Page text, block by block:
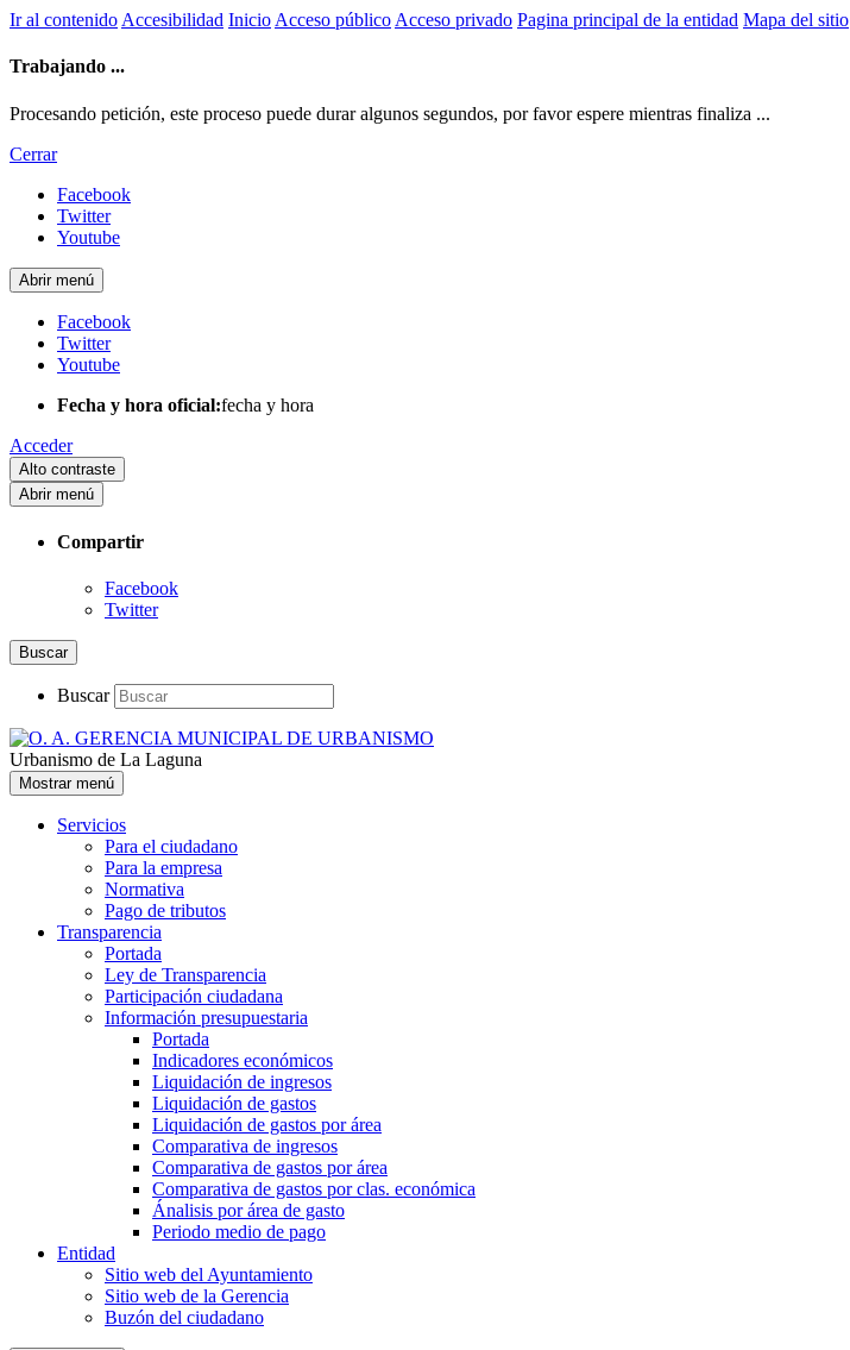
Ir al contenido Accesibilidad Inicio Acceso público Acceso privado Pagina principal de la entidad Mapa del sitio
Trabajando ...
Procesando petición, este proceso puede durar algunos segundos, por favor espere mientras finaliza ...
Cerrar
Facebook
Twitter
Youtube
Abrir menú
Facebook
Twitter
Youtube
Fecha y hora oficial:fecha y hora
Acceder
Alto contraste
Abrir menú
Compartir
Facebook
Twitter
Buscar
Buscar
Urbanismo de La Laguna
Mostrar menú
Servicios
Para el ciudadano
Para la empresa
Normativa
Pago de tributos
Transparencia
Portada
Ley de Transparencia
Participación ciudadana
Información presupuestaria
Portada
Indicadores económicos
Liquidación de ingresos
Liquidación de gastos
Liquidación de gastos por área
Comparativa de ingresos
Comparativa de gastos por área
Comparativa de gastos por clas. económica
Ánalisis por área de gasto
Periodo medio de pago
Entidad
Sitio web del Ayuntamiento
Sitio web de la Gerencia
Buzón del ciudadano